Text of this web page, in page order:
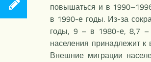
повышаться и в
в 1990-е годы. Из-за
годы, 9 – в 1980-е, 8,7 –
населения принадлежит к
Внешние миграции